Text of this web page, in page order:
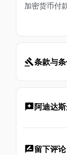
加密货币付
条款与
阿迪达
留下评论